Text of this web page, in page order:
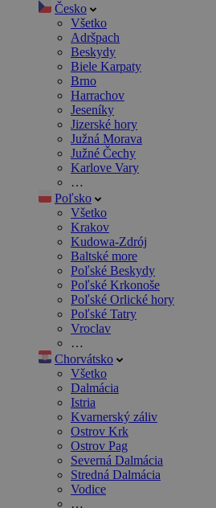
Česko
Všetko
Adršpach
Beskydy
Biele Karpaty
Brno
Harrachov
Jeseníky
Jizerské hory
Južná Morava
Južné Čechy
Karlove Vary
…
Poľsko
Všetko
Krakov
Kudowa-Zdrój
Baltské more
Poľské Beskydy
Poľské Krkonoše
Poľské Orlické hory
Poľské Tatry
Vroclav
…
Chorvátsko
Všetko
Dalmácia
Istria
Kvarnerský záliv
Ostrov Krk
Ostrov Pag
Severná Dalmácia
Stredná Dalmácia
Vodice
…